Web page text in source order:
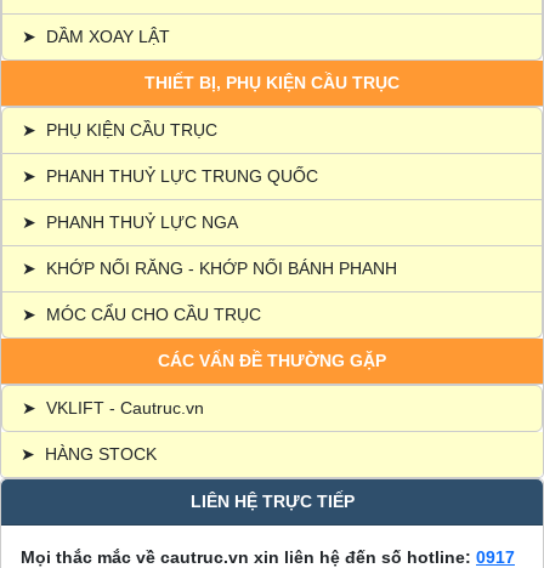
➤ DẦM XOAY LẬT
THIẾT BỊ, PHỤ KIỆN CẦU TRỤC
➤ PHỤ KIỆN CẦU TRỤC
➤ PHANH THUỶ LỰC TRUNG QUỐC
➤ PHANH THUỶ LỰC NGA
➤ KHỚP NỐI RĂNG - KHỚP NỐI BÁNH PHANH
➤ MÓC CẨU CHO CẦU TRỤC
CÁC VẤN ĐỀ THƯỜNG GẶP
➤ VKLIFT - Cautruc.vn
➤ HÀNG STOCK
LIÊN HỆ TRỰC TIẾP
Mọi thắc mắc về cautruc.vn xin liên hệ đến số hotline: 0917